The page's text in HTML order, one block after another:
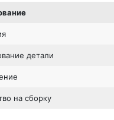
детали
на сборку